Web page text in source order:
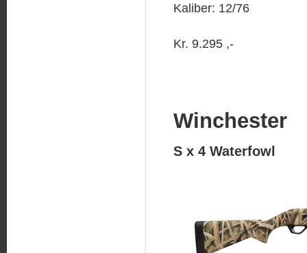
Kaliber: 12/76
Kr. 9.295 ,-
Winchester
S x 4 Waterfowl